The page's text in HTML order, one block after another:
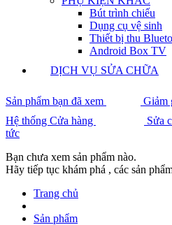
Bút trình chiếu
Dụng cụ vệ sinh
Thiết bị thu
Android Box TV
DỊCH VỤ SỬA CHỮA
Sản phẩm bạn đã xem
Giảm
Hệ thống Cửa hàng
Sửa
tức
Bạn chưa xem sản phẩm nào.
Hãy tiếp tục khám phá , các sản
Trang chủ
Sản phẩm